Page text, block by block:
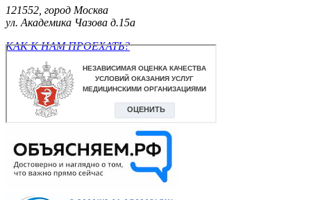
121552, город Москва
ул. Академика Чазова д.15а
КАК К НАМ ПРОЕХАТЬ?